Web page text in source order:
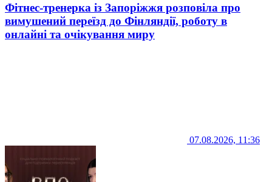
Фітнес-тренерка із Запоріжжя розповіла про
вимушений переїзд до Фінляндії, роботу в
онлайні та очікування миру
07.08.2026, 11:36